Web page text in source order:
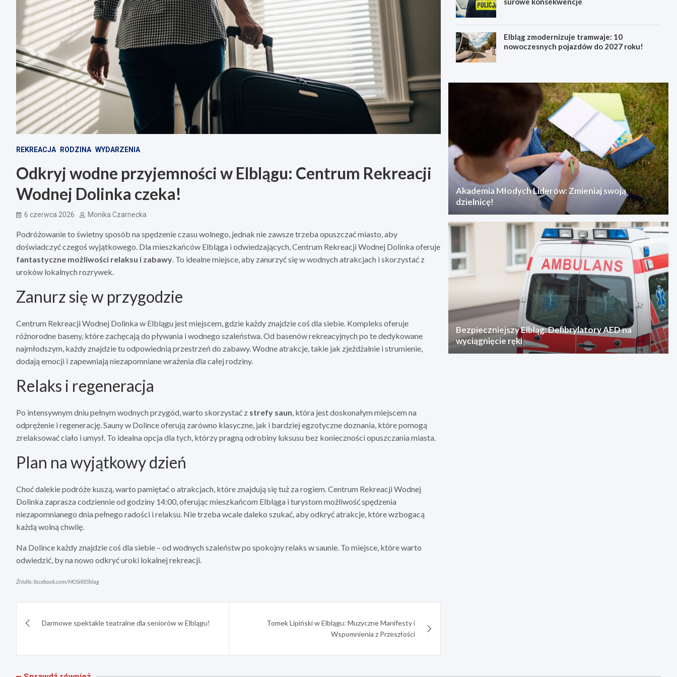
REKREACJA RODZINA WYDARZENIA
Odkryj wodne przyjemności w Elblągu: Centrum Rekreacji
Wodnej Dolinka czeka!
6 czerwca 2026 Monika Czarnecka
Podróżowanie to świetny sposób na spędzenie czasu wolnego, jednak nie zawsze trzeba opuszczać miasto, aby
doświadczyć czegoś wyjątkowego. Dla mieszkańców Elbląga i odwiedzających, Centrum Rekreacji Wodnej Dolinka oferuje
fantastyczne możliwości relaksu i zabawy. To idealne miejsce, aby zanurzyć się w wodnych atrakcjach i skorzystać z
uroków lokalnych rozrywek.
Zanurz się w przygodzie
Centrum Rekreacji Wodnej Dolinka w Elblągu jest miejscem, gdzie każdy znajdzie coś dla siebie. Kompleks oferuje
różnorodne baseny, które zachęcają do pływania i wodnego szaleństwa. Od basenów rekreacyjnych po te dedykowane
najmłodszym, każdy znajdzie tu odpowiednią przestrzeń do zabawy. Wodne atrakcje, takie jak zjeżdżalnie i strumienie,
dodają emocji i zapewniają niezapomniane wrażenia dla całej rodziny.
Relaks i regeneracja
Po intensywnym dniu pełnym wodnych przygód, warto skorzystać z strefy saun, która jest doskonałym miejscem na
odprężenie i regenerację. Sauny w Dolince oferują zarówno klasyczne, jak i bardziej egzotyczne doznania, które pomogą
zrelaksować ciało i umysł. To idealna opcja dla tych, którzy pragną odrobiny luksusu bez konieczności opuszczania miasta.
Plan na wyjątkowy dzień
Choć dalekie podróże kuszą, warto pamiętać o atrakcjach, które znajdują się tuż za rogiem. Centrum Rekreacji Wodnej
Dolinka zaprasza codziennie od godziny 14:00, oferując mieszkańcom Elbląga i turystom możliwość spędzenia
niezapomnianego dnia pełnego radości i relaksu. Nie trzeba wcale daleko szukać, aby odkryć atrakcje, które wzbogacą
każdą wolną chwilę.
Na Dolince każdy znajdzie coś dla siebie – od wodnych szaleństw po spokojny relaks w saunie. To miejsce, które warto
odwiedzić, by na nowo odkryć uroki lokalnej rekreacji.
Źródło: facebook.com/MOSiRElblag
wpisuDarmowe spektakle teatralne dla seniorów w Elblągu!
Tomek Lipiński w Elblągu: Muzyczne Manifesty i
Wspomnienia z Przeszłości
Elbląg zmodernizuje tramwaje: 10
nowoczesnych pojazdów do 2027 roku!
Akademia Młodych Liderów: Zmieniaj swoją
dzielnicę!
Bezpieczniejszy Elbląg: Defibrylatory AED na
wyciągnięcie ręki